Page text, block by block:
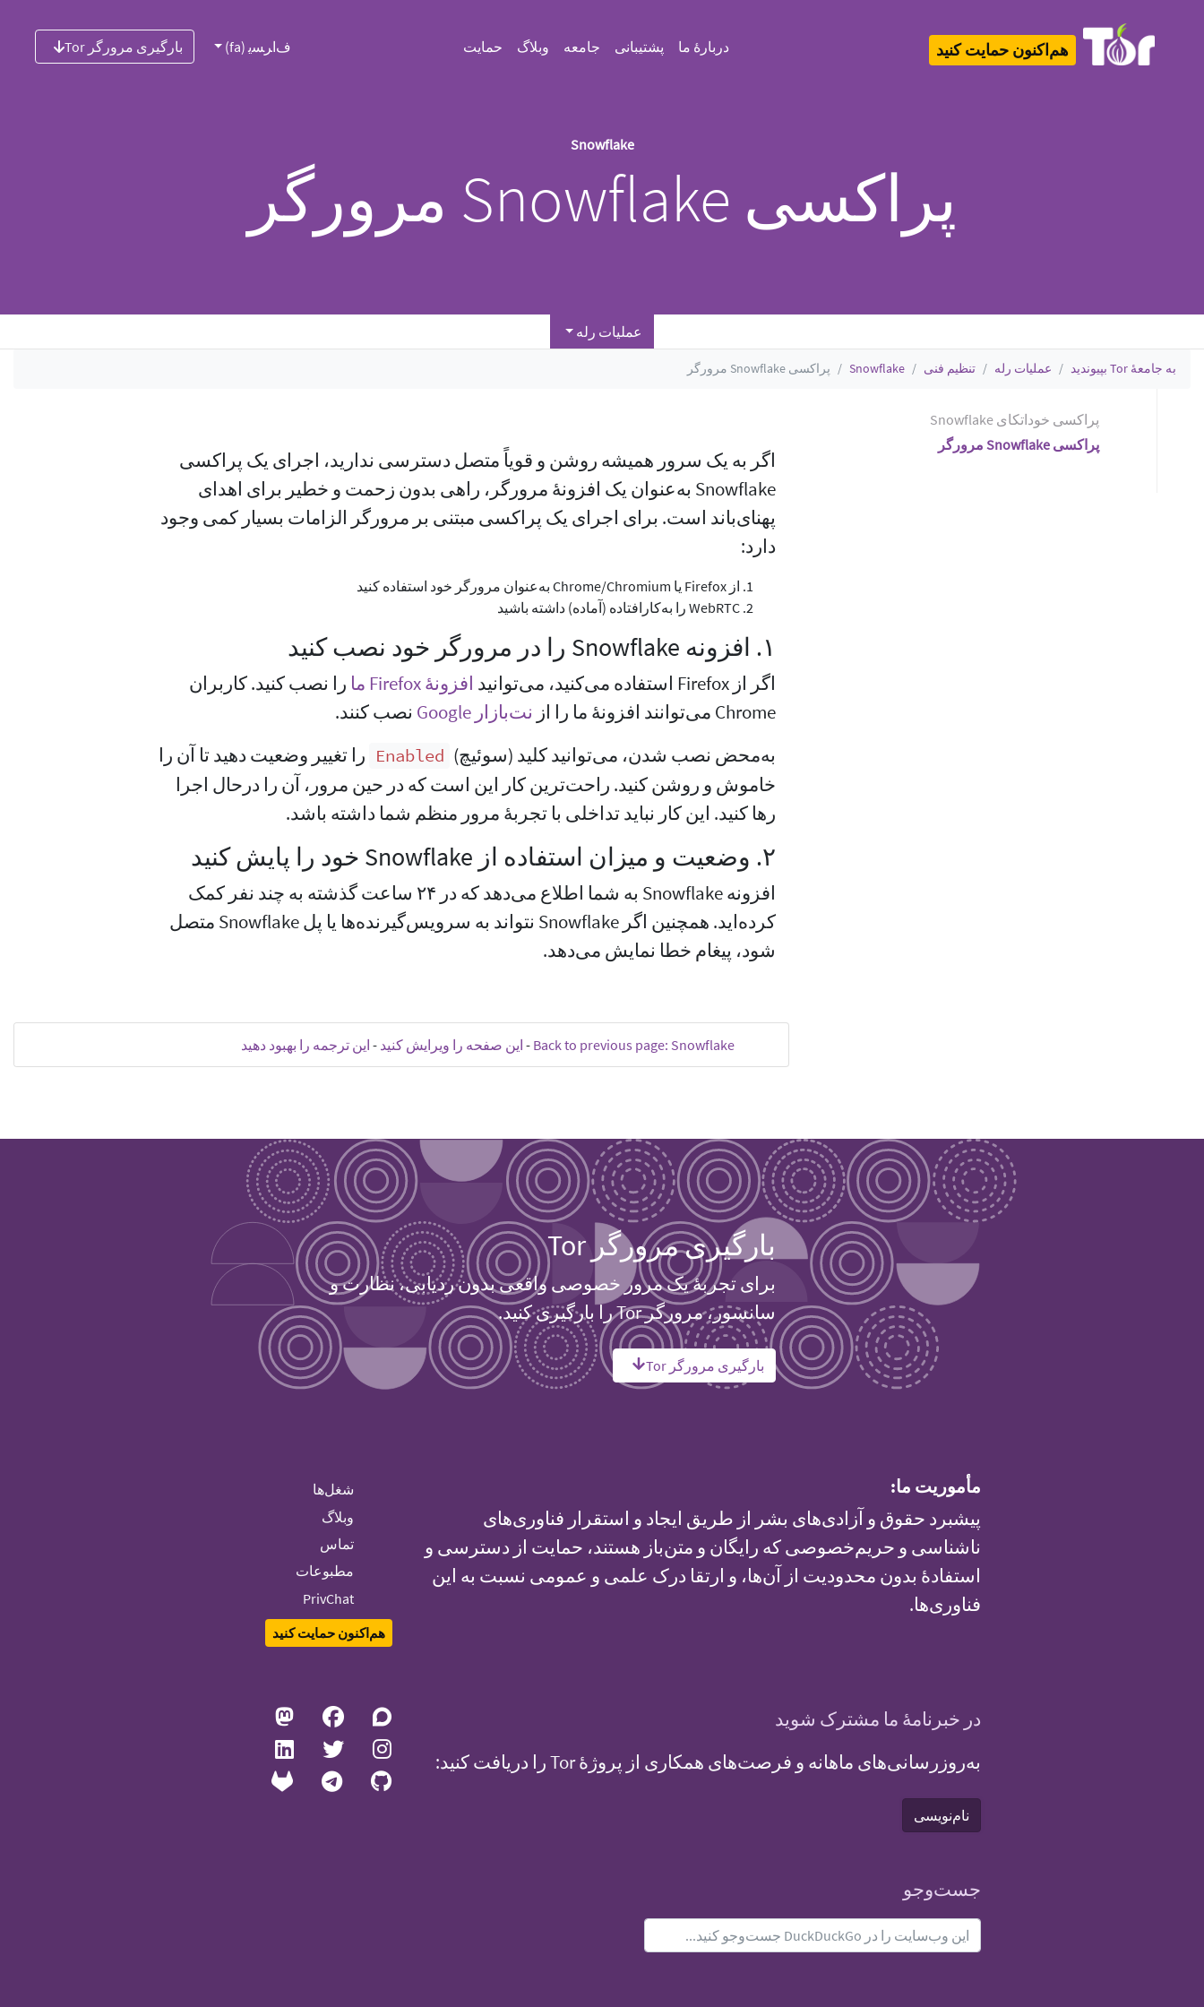
هم‌اکنون حمایت کنید دربارهٔ ما پشتیبانی جامعه وبلاگ حمایت ﻑﺍﺮﺴﯾ (fa) بارگیری مرورگر Tor
Snowflake
پراکسی Snowflake مرورگر
عملیات رله
به جامعهٔ Tor بپیوندید عملیات رله تنظیم فنی Snowflake پراکسی Snowflake مرورگر
پراکسی خوداتکای Snowflake
پراکسی Snowflake مرورگر
اگر به یک سرور همیشه روشن و قویاً متصل دسترسی ندارید، اجرای یک پراکسی
Snowflake به‌عنوان یک افزونهٔ مرورگر، راهی بدون زحمت و خطیر برای اهدای
پهنای‌باند است. برای اجرای یک پراکسی مبتنی بر مرورگر الزامات بسیار کمی وجود
دارد:
از Firefox یا Chromium/‏Chrome به‌عنوان مرورگر خود استفاده کنید
WebRTC را به‌کارافتاده (آماده) داشته باشید
۱. افزونه Snowflake را در مرورگر خود نصب کنید
اگر از Firefox استفاده می‌کنید، می‌توانید افزونهٔ Firefox ما
را نصب کنید. کاربران
Chrome می‌توانند افزونهٔ ما را از
نت‌بازار Google
نصب کنند.
به‌محض نصب شدن، می‌توانید کلید (سوئیچ) Enabled
را تغییر وضعیت دهید تا آن را
خاموش و روشن کنید. راحت‌ترین کار این است که در حین مرور، آن را درحال اجرا
رها کنید. این کار نباید تداخلی با تجربهٔ مرور منظم شما داشته باشد.
۲. وضعیت و میزان استفاده از Snowflake خود را پایش کنید
افزونه Snowflake به شما اطلاع می‌دهد که در ۲۴ ساعت گذشته به چند نفر کمک
کرده‌اید. همچنین اگر Snowflake نتواند به سرویس‌گیرنده‌ها یا پل Snowflake متصل
شود، پیغام خطا نمایش می‌دهد.
Back to previous page: Snowflake
- این صفحه را ویرایش کنید - این ترجمه را بهبود دهید
بارگیری مرورگر Tor
برای تجربهٔ یک مرور خصوصی واقعی بدون ردیابی، نظارت و
سانسور، مرورگر Tor را بارگیری کنید.
بارگیری مرورگر Tor
مأموریت ما:
پیشبرد حقوق و آزادی‌های بشر از طریق ایجاد و استقرار فناوری‌های
ناشناسی و حریم‌خصوصی که رایگان و متن‌باز هستند، حمایت از دسترسی و
استفادهٔ بدون محدودیت از آن‌ها، و ارتقا درک علمی و عمومی نسبت به این
فناوری‌ها.
شغل‌ها
وبلاگ
تماس
مطبوعات
PrivChat
هم‌اکنون حمایت کنید
در خبرنامهٔ ما مشترک شوید
به‌روزرسانی‌های ماهانه و فرصت‌های همکاری از پروژهٔ Tor را دریافت کنید:
نام‌نویسی
جست‌و‌جو